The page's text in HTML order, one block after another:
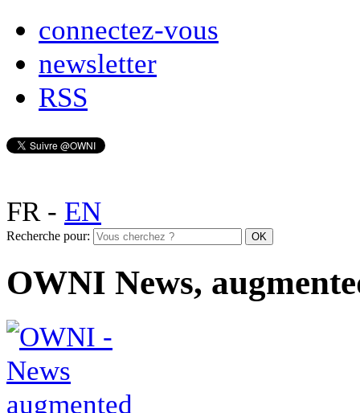
connectez-vous
newsletter
RSS
FR- EN
Recherche pour:
OWNI News,